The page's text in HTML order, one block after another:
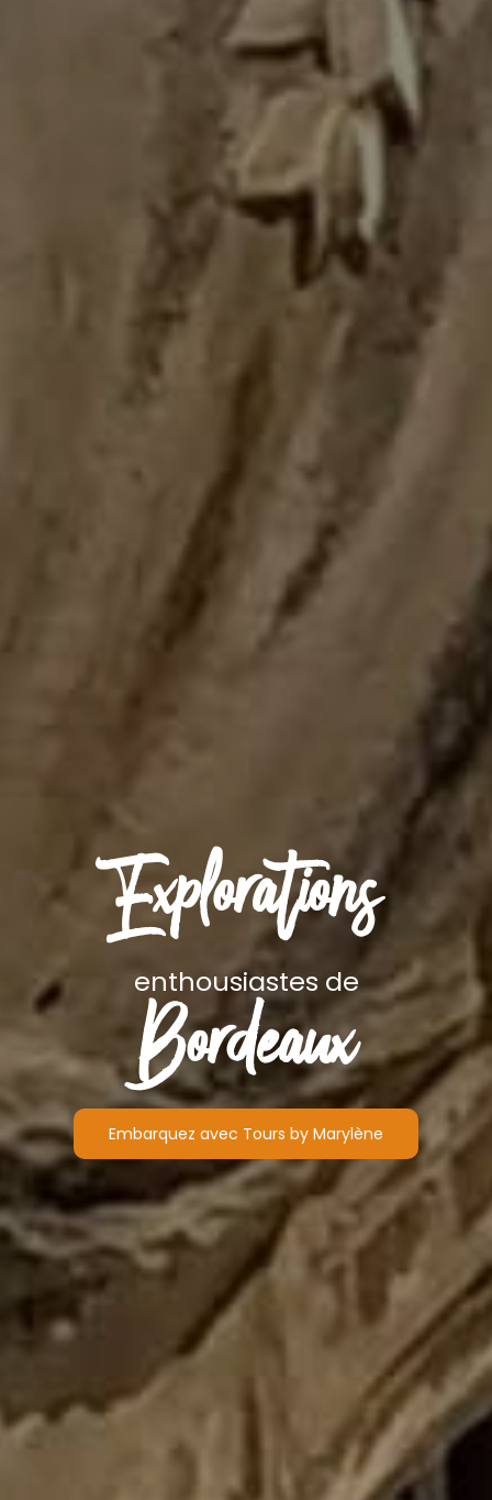
Explorations
enthousiastes de
Bordeaux
Embarquez avec Tours by Marylène